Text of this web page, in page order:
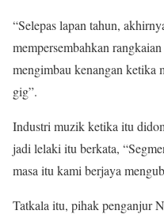
“Selepas lapan tahun,
mempersembahkan
mengimbau kenangan ketika
gig”.
Industri muzik ketika itu
jadi lelaki itu berkata,
masa itu kami berjaya
Tatkala itu, pihak penganjur